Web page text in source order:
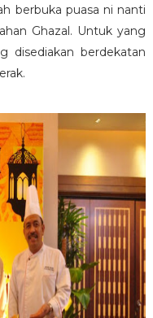
berbuka puasa ni nanti
Ghazal. Untuk yang
disediakan berdekatan